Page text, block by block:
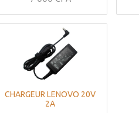
CHARGEUR LENOVO 20V
2A